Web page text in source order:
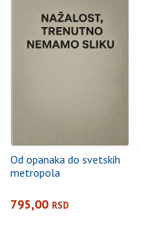
Od opanaka do svetskih
metropola
795,00 RSD